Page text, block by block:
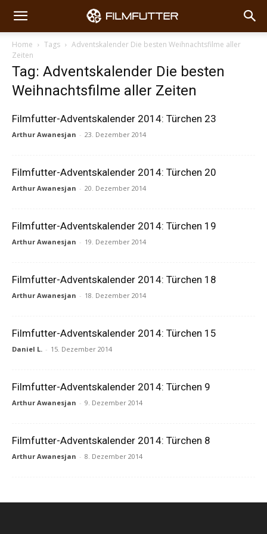
Home Tags
Adventskalender Die besten Weihnachtsfilme aller
Zeiten
Tag: Adventskalender Die besten
Weihnachtsfilme aller Zeiten
Filmfutter-Adventskalender 2014: Türchen 23
Arthur Awanesjan - 23. Dezember 2014
Filmfutter-Adventskalender 2014: Türchen 20
Arthur Awanesjan - 20. Dezember 2014
Filmfutter-Adventskalender 2014: Türchen 19
Arthur Awanesjan - 19. Dezember 2014
Filmfutter-Adventskalender 2014: Türchen 18
Arthur Awanesjan - 18. Dezember 2014
Filmfutter-Adventskalender 2014: Türchen 15
Daniel L. - 15. Dezember 2014
Filmfutter-Adventskalender 2014: Türchen 9
Arthur Awanesjan - 9. Dezember 2014
Filmfutter-Adventskalender 2014: Türchen 8
Arthur Awanesjan - 8. Dezember 2014